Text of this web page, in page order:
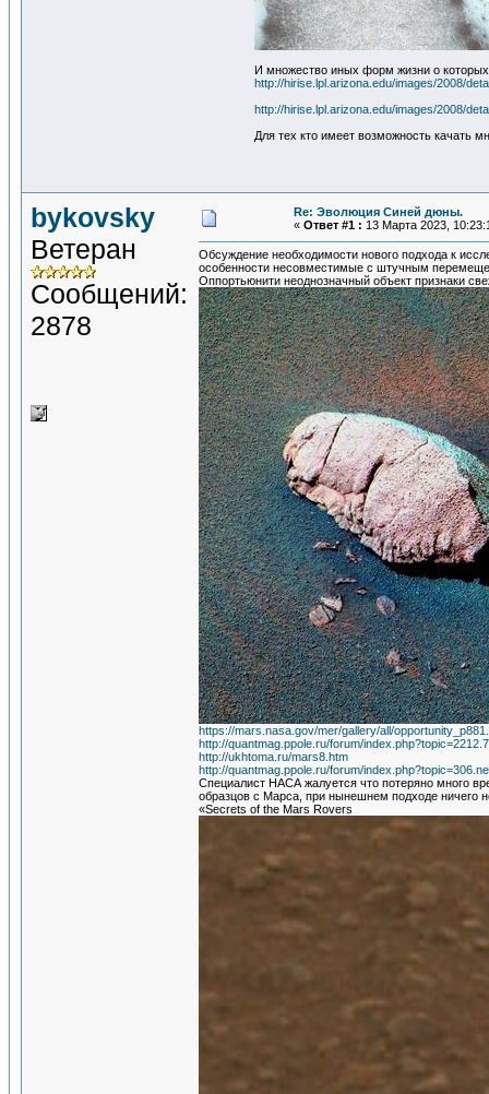
И множество иных форм жизни о
http://hirise.lpl.arizona.edu/images/2008/
http://hirise.lpl.arizona.edu/images/2008/
Для тех кто имеет возможность качать
bykovsky
Ветеран
Сообщений:
2878
Re: Эволюция Синей дюны.
« Ответ #1 : 13 Марта 2023,
Обсуждение необходимости нового подхода к
особенности несовместимые с штучным
Оппортьюнити неоднозначный объект признаки
https://mars.nasa.gov/mer/gallery/all/
http://quantmag.ppole.ru/forum/
http://ukhtoma.ru/mars8.htm
http://quantmag.ppole.ru/forum/
Специалист НАСА жалуется что потеряно много
образцов с Марса, при нынешнем подходе ничего
«Secrets of the Mars Rovers